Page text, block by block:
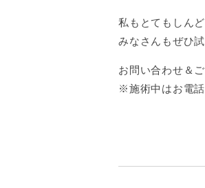
私もとてもしん
みなさんもぜひ
お問い合わせ＆
※施術中はお電話